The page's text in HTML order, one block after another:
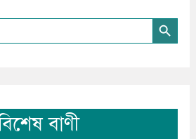
Search Button
বাণী